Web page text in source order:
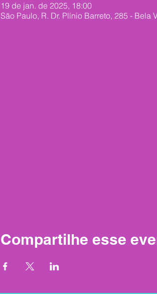
19 de jan. de 2025, 18:00
São Paulo, R. Dr. Plínio Barreto, 285 - Bela
Compartilhe esse